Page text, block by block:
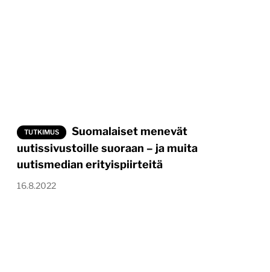
TUTKIMUS
Suomalaiset menevät
uutissivustoille suoraan – ja muita
uutismedian erityispiirteitä
16.8.2022